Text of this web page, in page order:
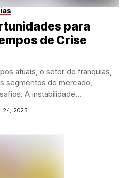
para
de Crise
atuais, o setor de franquias,
segmentos de mercado,
A instabilidade...
24, 2025